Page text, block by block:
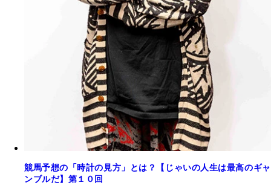
競馬予想の「時計の見方」とは？【じゃいの人生は最高のギャ
ンブルだ】第１０回